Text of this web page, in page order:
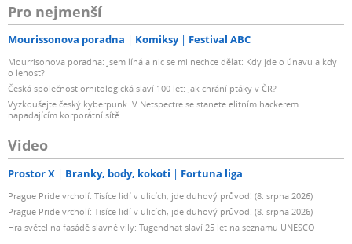
Pro nejmenší
Mourissonova poradna Komiksy Festival ABC
Mourrisonova poradna: Jsem líná a nic se mi nechce dělat: Kdy jde o únavu a kdy
o lenost?
Česká společnost ornitologická slaví 100 let: Jak chrání ptáky v ČR?
Vyzkoušejte český kyberpunk. V Netspectre se stanete elitním hackerem
napadajícím korporátní sítě
Video
Prostor X Branky, body, kokoti Fortuna liga
Prague Pride vrcholí: Tisíce lidí v ulicích, jde duhový průvod! (8. srpna 2026)
Prague Pride vrcholí: Tisíce lidí v ulicích, jde duhový průvod! (8. srpna 2026)
Hra světel na fasádě slavné vily: Tugendhat slaví 25 let na seznamu UNESCO